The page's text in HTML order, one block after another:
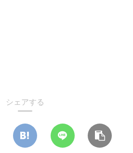
シェアする